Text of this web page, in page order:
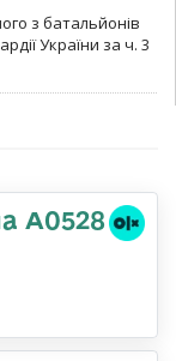
з батальйонів
України за ч. 3
А0528